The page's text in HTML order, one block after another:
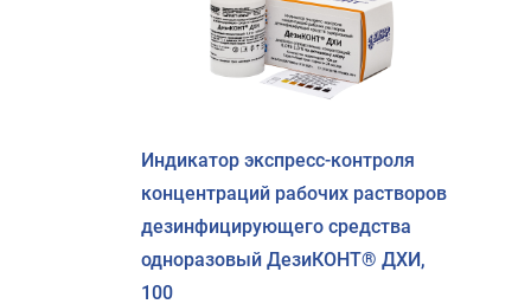
Индикатор экспресс-контроля
концентраций рабочих растворов
дезинфицирующего средства
одноразовый ДезиКОНТ® ДХИ,
100